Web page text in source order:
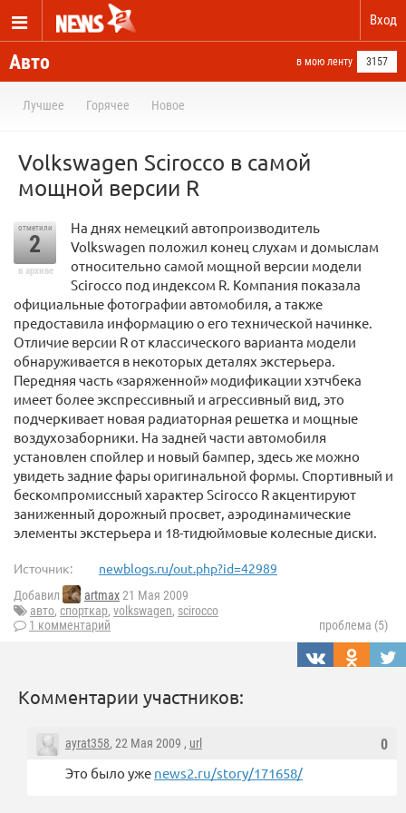
Вход
Авто в мою ленту 3157
Лучшее Горячее Новое
Volkswagen Scirocco в самой
мощной версии R
отметили
2
в архиве
На днях немецкий автопроизводитель
Volkswagen положил конец слухам и домыслам
относительно самой мощной версии модели
Scirocco под индексом R. Компания показала
официальные фотографии автомобиля, а также
предоставила информацию о его технической начинке.
Отличие версии R от классического варианта модели
обнаруживается в некоторых деталях экстерьера.
Передняя часть «заряженной» модификации хэтчбека
имеет более экспрессивный и агрессивный вид, это
подчеркивает новая радиаторная решетка и мощные
воздухозаборники. На задней части автомобиля
установлен спойлер и новый бампер, здесь же можно
увидеть задние фары оригинальной формы. Спортивный и
бескомпромиссный характер Scirocco R акцентируют
заниженный дорожный просвет, аэродинамические
элементы экстерьера и 18-тидюймовые колесные диски.
Источник: newblogs.ru/out.php?id=42989
Добавил artmax21 Мая 2009
авто, спорткар, volkswagen, scirocco
1 комментарий
проблема (5)
Комментарии участников:
0
ayrat358, 22 Мая 2009 , url
Это было уже news2.ru/story/171658/